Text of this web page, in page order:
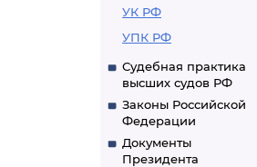
УК РФ
УПК РФ
Судебная практика
высших судов РФ
Законы Российской
Федерации
Документы
Президента